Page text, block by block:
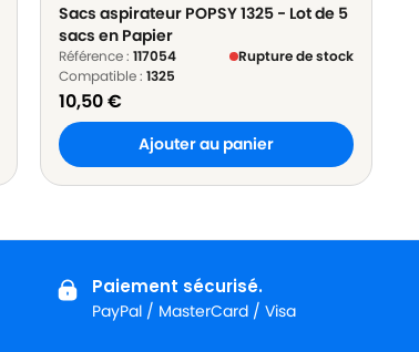
Sacs aspirateur POPSY 1325 - Lot de 5
sacs en Papier
Référence :117054
Rupture de stock
Compatible :1325
10,50€
Ajouter au panier
Paiement sécurisé.
PayPal / MasterCard / Visa